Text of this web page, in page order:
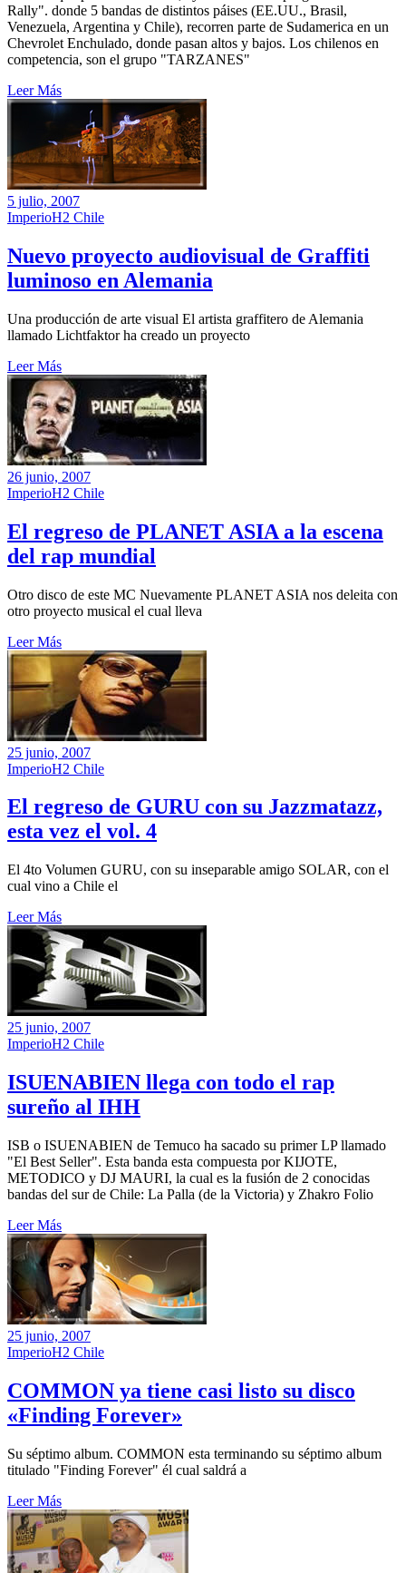
Rally". donde 5 bandas de distintos páises (EE.UU., Brasil,
Venezuela, Argentina y Chile), recorren parte de Sudamerica en un
Chevrolet Enchulado, donde pasan altos y bajos. Los chilenos en
competencia, son el grupo "TARZANES"
Leer Más
5 julio, 2007
ImperioH2 Chile
Nuevo proyecto audiovisual de Graffiti
luminoso en Alemania
Una producción de arte visual El artista graffitero de Alemania
llamado Lichtfaktor ha creado un proyecto
Leer Más
26 junio, 2007
ImperioH2 Chile
El regreso de PLANET ASIA a la escena
del rap mundial
Otro disco de este MC Nuevamente PLANET ASIA nos deleita con
otro proyecto musical el cual lleva
Leer Más
25 junio, 2007
ImperioH2 Chile
El regreso de GURU con su Jazzmatazz,
esta vez el vol. 4
El 4to Volumen GURU, con su inseparable amigo SOLAR, con el
cual vino a Chile el
Leer Más
25 junio, 2007
ImperioH2 Chile
ISUENABIEN llega con todo el rap
sureño al IHH
ISB o ISUENABIEN de Temuco ha sacado su primer LP llamado
"El Best Seller". Esta banda esta compuesta por KIJOTE,
METODICO y DJ MAURI, la cual es la fusión de 2 conocidas
bandas del sur de Chile: La Palla (de la Victoria) y Zhakro Folio
Leer Más
25 junio, 2007
ImperioH2 Chile
COMMON ya tiene casi listo su disco
«Finding Forever»
Su séptimo album. COMMON esta terminando su séptimo album
titulado "Finding Forever" él cual saldrá a
Leer Más